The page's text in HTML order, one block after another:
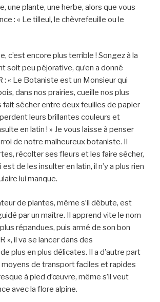
une plante, une herbe, alors que vous
: « Le tilleul, le chèvrefeuille ou le
c’est encore plus terrible ! Songez à la
soit peu péjorative, qu’en a donné
: « Le Botaniste est un Monsieur qui
dans nos prairies, cueille nos plus
fait sécher entre deux feuilles de papier
leurs brillantes couleurs et
en latin ! » Je vous laisse à penser
de notre malheureux botaniste. Il
récolter ses fleurs et les faire sécher,
de les insulter en latin, il n’y a plus rien
lui manque.
de plantes, même s’il débute, est
par un maître. Il apprend vite le nom
répandues, puis armé de son bon
», il va se lancer dans des
plus en plus délicates. Il a d’autre part
de transport faciles et rapides
à pied d’œuvre, même s’il veut
avec la flore alpine.